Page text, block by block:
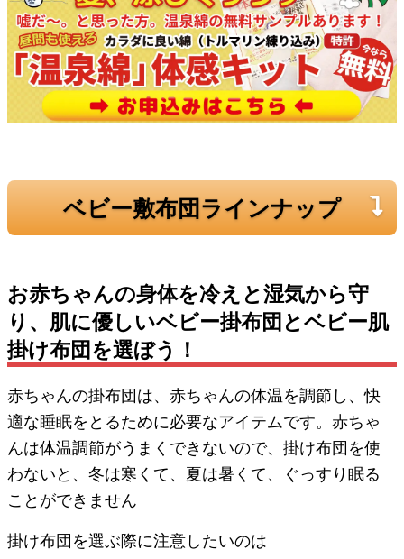
ベビー敷布団ラインナップ
お赤ちゃんの身体を冷えと湿気から守
り、肌に優しいベビー掛布団とベビー肌
掛け布団を選ぼう！
赤ちゃんの掛布団は、赤ちゃんの体温を調節し、快
適な睡眠をとるために必要なアイテムです。赤ちゃ
んは体温調節がうまくできないので、掛け布団を使
わないと、冬は寒くて、夏は暑くて、ぐっすり眠る
ことができません
掛け布団を選ぶ際に注意したいのは